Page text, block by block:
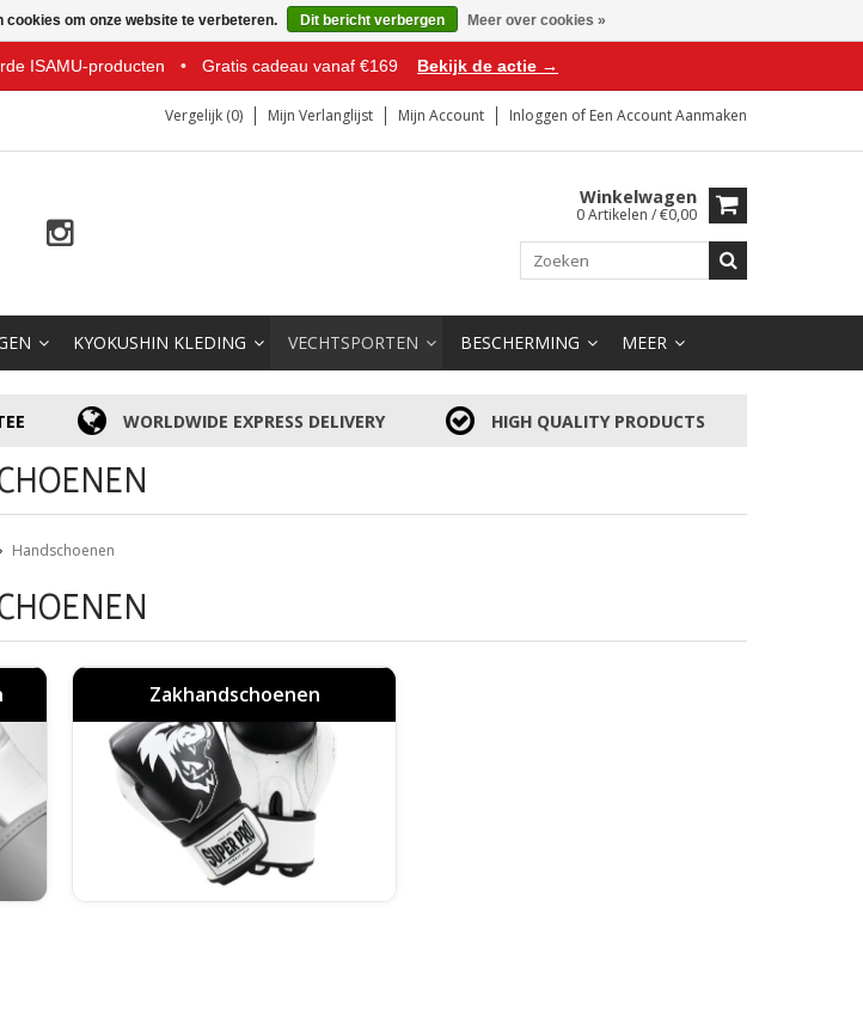
ISAMU-producten • Gratis cadeau vanaf €169 Bekijk de actie →
Vergelijk (0) Mijn Verlanglijst Mijn Account Inloggen of Een Account Aanmaken
Winkelwagen
0 Artikelen / €0,00
KYOKUSHIN KLEDING VECHTSPORTEN BESCHERMING MEER
WORLDWIDE EXPRESS DELIVERY HIGH QUALITY PRODUCTS
Handschoenen
Zakhandschoenen
cookies om onze website te verbeteren. Dit bericht verbergen Meer over cookies »